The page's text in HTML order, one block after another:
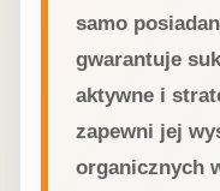
samo
gwarantuje
aktywne i
zapewni jej
organicznych